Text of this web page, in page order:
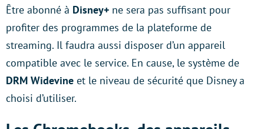
Être abonné à Disney+ ne sera pas suffisant pour
profiter des programmes de la plateforme de
streaming. Il faudra aussi disposer d’un appareil
compatible avec le service. En cause, le système de
DRM Widevine et le niveau de sécurité que Disney a
choisi d’utiliser.